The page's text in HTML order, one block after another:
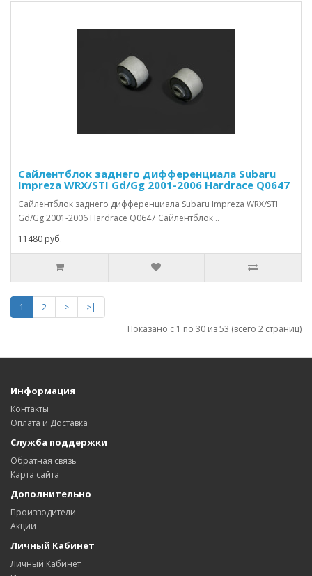
Сайлентблок заднего дифференциала Subaru
Impreza WRX/STI Gd/Gg 2001-2006 Hardrace Q0647
Сайлентблок заднего дифференциала Subaru Impreza WRX/STI
Gd/Gg 2001-2006 Hardrace Q0647 Сайлентблок ..
11480 руб.
1 2 >
>|
Показано с 1 по 30 из 53 (всего 2 страниц)
Информация
Контакты
Оплата и Доставка
Служба поддержки
Обратная связь
Карта сайта
Дополнительно
Производители
Акции
Личный Кабинет
Личный Кабинет